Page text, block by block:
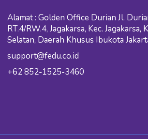
Alamat : Golden Office Durian Jl.
RT.4/RW.4, Jagakarsa, Kec. Jagakarsa,
Selatan, Daerah Khusus Ibukota
support@fedu.co.id
+62 852-1525-3460